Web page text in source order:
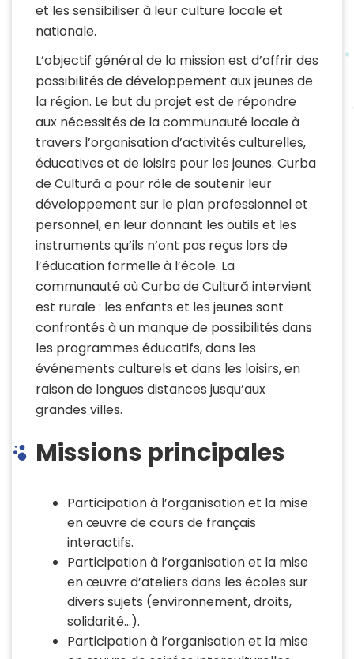
et les sensibiliser à leur culture locale et
nationale.
L’objectif général de la mission est d’offrir des
possibilités de développement aux jeunes de
la région. Le but du projet est de répondre
aux nécessités de la communauté locale à
travers l’organisation d’activités culturelles,
éducatives et de loisirs pour les jeunes. Curba
de Cultură a pour rôle de soutenir leur
développement sur le plan professionnel et
personnel, en leur donnant les outils et les
instruments qu’ils n’ont pas reçus lors de
l’éducation formelle à l’école. La
communauté où Curba de Cultură intervient
est rurale : les enfants et les jeunes sont
confrontés à un manque de possibilités dans
les programmes éducatifs, dans les
événements culturels et dans les loisirs, en
raison de longues distances jusqu’aux
grandes villes.
Missions principales
Participation à l’organisation et la mise
en œuvre de cours de français
interactifs.
Participation à l’organisation et la mise
en œuvre d’ateliers dans les écoles sur
divers sujets (environnement, droits,
solidarité…).
Participation à l’organisation et la mise